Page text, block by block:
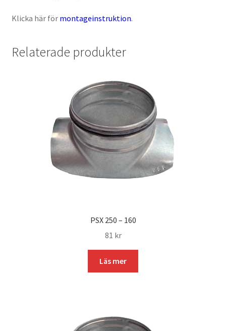
Klicka här för montageinstruktion.
Relaterade produkter
PSX 250 – 160
81 kr
Läs mer